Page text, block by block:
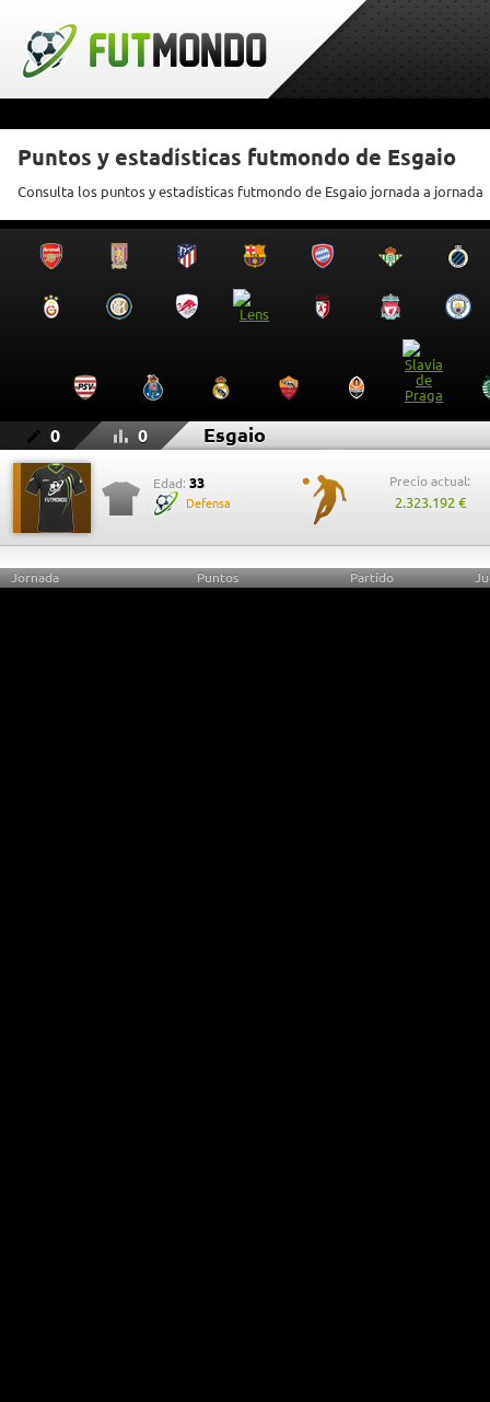
Puntos y estadísticas futmondo de Esgaio
Consulta los puntos y estadísticas futmondo de Esgaio jornada a jornada
0 0 Esgaio
Edad: 33
Defensa
Precio actual:
2.323.192 €
Jornada Puntos Partido